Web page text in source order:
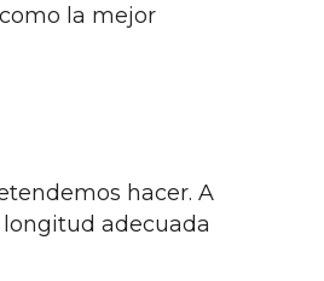
la mejor
hacer. A
adecuada